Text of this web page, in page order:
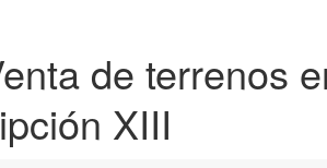
de terrenos
XIII